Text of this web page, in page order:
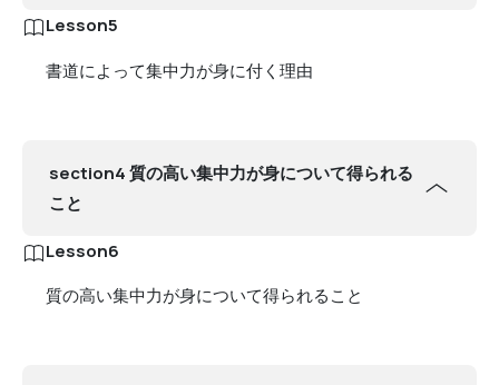
Lesson5
書道によって集中力が身に付く理由
section4 質の高い集中力が身について得られる
こと
Lesson6
質の高い集中力が身について得られること